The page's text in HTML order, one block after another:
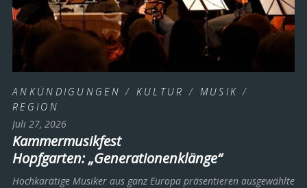
ANKÜNDIGUNGEN / KULTUR / MUSIK /
REGION
Juli 27, 2026
Kammermusikfest
Hopfgarten: „Generationenklänge“
Hochkarätige Musiker aus ganz Europa präsentieren ausgewählte